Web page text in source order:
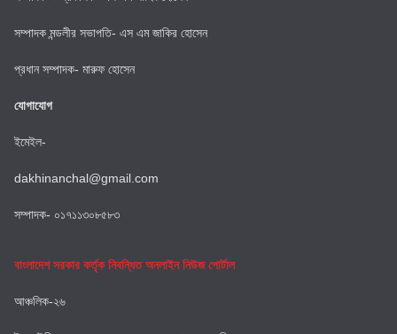
সম্পাদক মন্ডলীর সভাপতি- এস এম জাকির হোসেন
প্রধান সম্পাদক- মারুফ হোসেন
যোগাযোগ
ইমেইল-
dakhinanchal@gmail.com
সম্পাদক- ০১৭১১৩০৮৫৮৩
বাংলাদেশ সরকার কর্তৃক নিবন্ধিত অনলাইন নিউজ পোর্টাল
আঞ্চলিক-২৬